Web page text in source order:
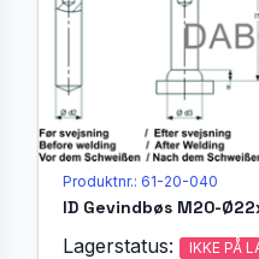
Produktnr.: 61-20-040
Lagerstatus: IKKE PÅ